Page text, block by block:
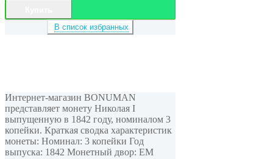
В список избранных
Интернет-магазин BONUMAN
представляет монету Николая I
выпущенную в 1842 году, номиналом 3
копейки. Краткая сводка характеристик
монеты: Номинал: 3 копейки Год
выпуска: 1842 Монетный двор: ЕМ